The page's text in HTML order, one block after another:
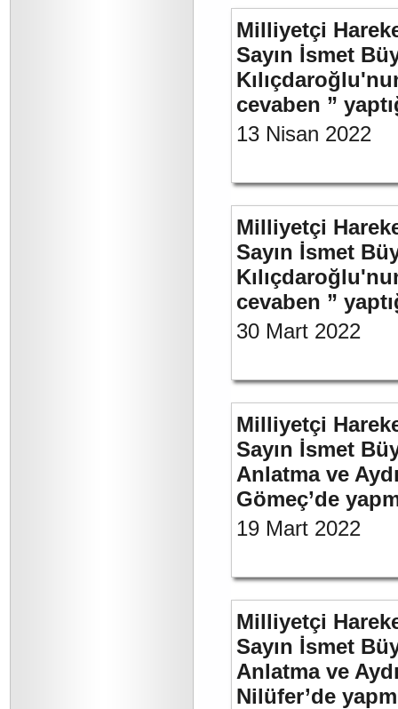
Milliyetçi
Sayın İsmet
cevaben ”
13 Nisan 2022
Milliyetçi
Sayın İsmet
cevaben ”
30 Mart 2022
Milliyetçi
Sayın İsmet
Anlatma ve
Gömeç’de
19 Mart 2022
Milliyetçi
Sayın İsmet
Anlatma ve
Nilüfer’de